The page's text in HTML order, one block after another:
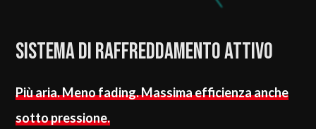
Sistema di raffreddamento attivo
Più aria. Meno fading. Massima efficienza anche
sotto pressione.